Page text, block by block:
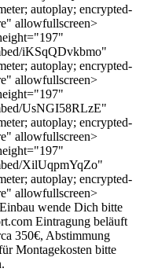
autoplay; encrypted-
allowfullscreen>
iKSqQDvkbmo"
autoplay; encrypted-
allowfullscreen>
UsNGI58RLzE"
autoplay; encrypted-
allowfullscreen>
XilUqpmYqZo"
autoplay; encrypted-
allowfullscreen>
wende Dich bitte
Eintragung beläuft
350€, Abstimmung
Montagekosten bitte